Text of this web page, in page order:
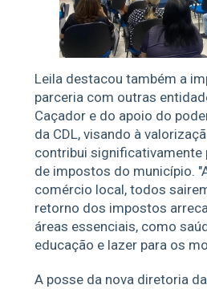
Leila destacou também a
parceria com outras
Caçador e do apoio do
da CDL, visando à
contribui significativamente
de impostos do município.
comércio local, todos
retorno dos impostos
áreas essenciais, como
educação e lazer para os
A posse da nova diretoria